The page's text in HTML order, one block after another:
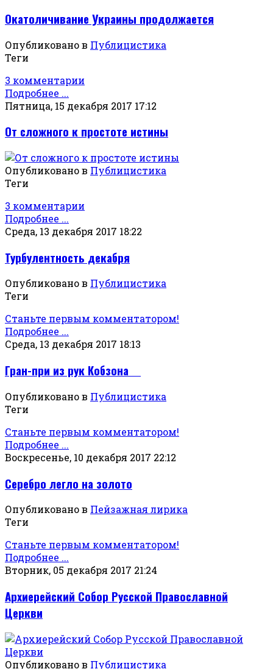
Окатоличивание Украины продолжается
Опубликовано в Публицистика
Теги
3 комментарии
Подробнее ...
Пятница, 15 декабря 2017 17:12
От сложного к простоте истины
Опубликовано в Публицистика
Теги
3 комментарии
Подробнее ...
Среда, 13 декабря 2017 18:22
Турбулентность декабря
Опубликовано в Публицистика
Теги
Станьте первым комментатором!
Подробнее ...
Среда, 13 декабря 2017 18:13
Гран-при из рук Кобзона
Опубликовано в Публицистика
Теги
Станьте первым комментатором!
Подробнее ...
Воскресенье, 10 декабря 2017 22:12
Серебро легло на золото
Опубликовано в Пейзажная лирика
Теги
Станьте первым комментатором!
Подробнее ...
Вторник, 05 декабря 2017 21:24
Архиерейский Собор Русской Православной
Церкви
Опубликовано в Публицистика